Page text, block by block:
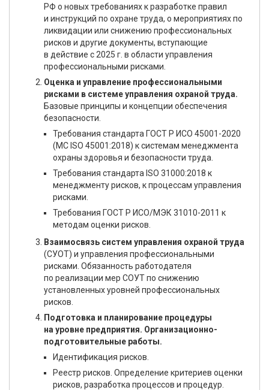
РФ о новых требованиях к разработке правил
и инструкций по охране труда, о мероприятиях по
ликвидации или снижению профессиональных
рисков и другие документы, вступающие
в действие с 2025 г. в области управления
профессиональными рисками.
Оценка и управление профессиональными
рисками в системе управления охраной труда.
Базовые принципы и концепции обеспечения
безопасности.
Требования стандарта ГОСТ Р ИСО 45001-2020
(МС ISO 45001:2018) к системам менеджмента
охраны здоровья и безопасности труда.
Требования стандарта ISO 31000:2018 к
менеджменту рисков, к процессам управления
рисками.
Требования ГОСТ Р ИСО/МЭК 31010-2011 к
методам оценки рисков.
Взаимосвязь систем управления охраной труда
(СУОТ) и управления профессиональными
рисками. Обязанность работодателя
по реализации мер СОУТ по снижению
установленных уровней профессиональных
рисков.
Подготовка и планирование процедуры
на уровне предприятия. Организационно-
подготовительные работы.
Идентификация рисков.
Реестр рисков. Определение критериев оценки
рисков, разработка процессов и процедур.